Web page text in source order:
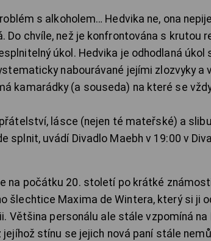
s alkoholem… Hedvika ne, ona
Do chvíle, než je konfrontována s krutou
úkol. Hedvika je odhodlaná úkol
nabourávané jejími zlozvyky a
kamarádky (a souseda) na které se
lásce (nejen té mateřské) a
splnit, uvádí Divadlo Maebh v 19:00 v
na počátku 20. století po krátké
šlechtice Maxima de Wintera, který si ji
Většina personálu ale stále vzpomíná
jejíhož stínu se jejich nová paní stále